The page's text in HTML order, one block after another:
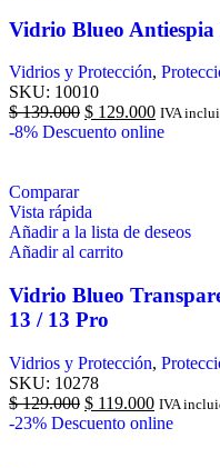
Vidrio Blueo
Vidrios y Protección,
SKU: 10010
$139.000 $ 129.000 IVA
-8% Descuento online
Comparar
Vista rápida
Añadir a la lista de deseos
Añadir al carrito
Vidrio Blueo
13 / 13 Pro
Vidrios y Protección,
SKU: 10278
$129.000 $ 119.000 IVA
-23% Descuento online